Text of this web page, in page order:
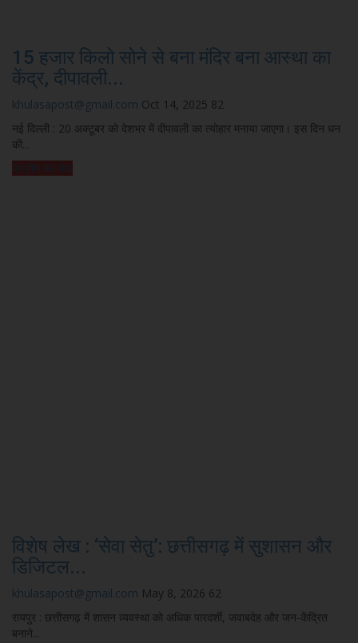
15 हजार किलो सोने से बना मंदिर बना आस्था का
केंद्र, दीपावली...
khulasapost@gmail.com Oct 14, 2025 82
नई दिल्ली : 20 अक्टूबर को देशभर में दीपावली का त्योहार मनाया जाएगा। इस दिन धन
की...
विशेष लेख : ‘सेवा सेतु’: छत्तीसगढ़ में सुशासन और
डिजिटल...
khulasapost@gmail.com May 8, 2026 62
रायपुर : छत्तीसगढ़ में शासन व्यवस्था को अधिक पारदर्शी, जवाबदेह और जन-केंद्रित
बनाने...